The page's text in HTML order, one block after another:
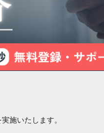
施いたします。